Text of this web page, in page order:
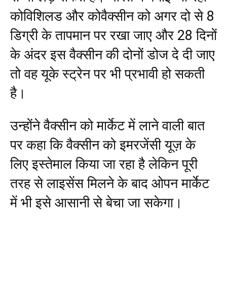
कोविशिलड और कोवैक्सीन को अगर दो से 8
डिग्री के तापमान पर रखा जाए और 28 दिनों
के अंदर इस वैक्सीन की दोनों डोज दे दी जाए
तो वह यूके स्ट्रेन पर भी प्रभावी हो सकती
है।
उन्होंने वैक्सीन को मार्केट में लाने वाली बात
पर कहा कि वैक्सीन को इमरजेंसी यूज़ के
लिए इस्तेमाल किया जा रहा है लेकिन पूरी
तरह से लाइसेंस मिलने के बाद ओपन मार्केट
में भी इसे आसानी से बेचा जा सकेगा।